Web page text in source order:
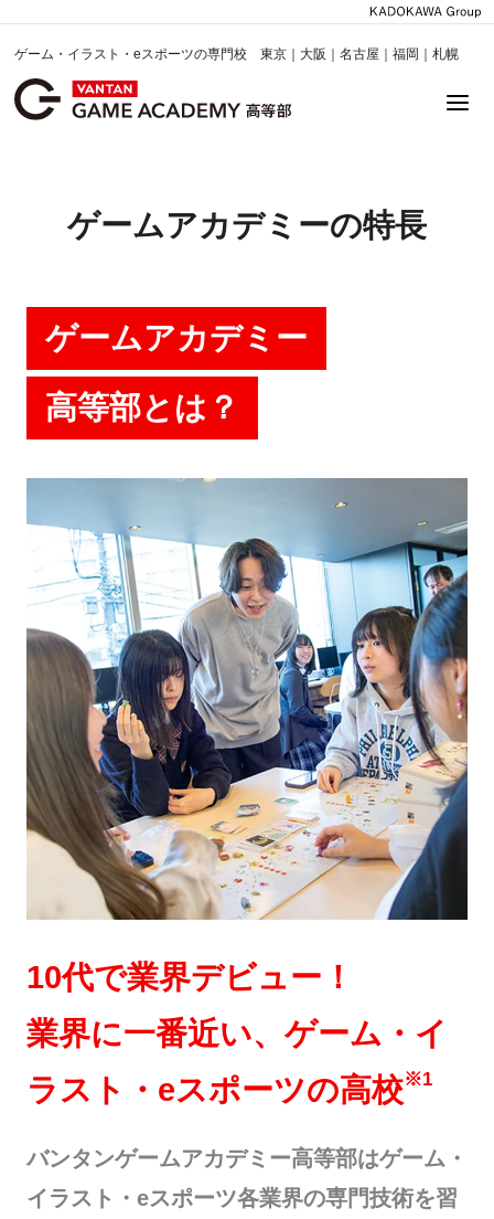
ゲーム・イラスト・eスポーツの専門校 東京｜大阪｜名古屋｜福岡｜札幌
ゲームアカデミーの特長
ゲームアカデミー
高等部とは？
10代で業界デビュー！
業界に一番近い、ゲーム・イ
ラスト・eスポーツの高校※1
バンタンゲームアカデミー高等部はゲーム・
イラスト・eスポーツ各業界の専門技術を習